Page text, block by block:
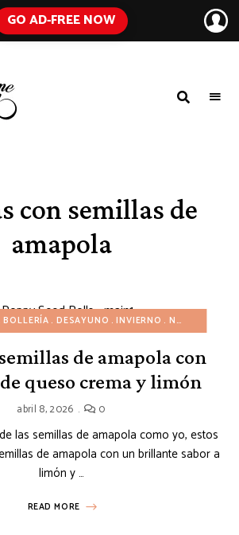
GO AD-FREE NOW
con semillas de
amapola
BOLLERÍA DESAYUNO INVIERNO NAVIDAD
de amapola con
queso crema y limón
abril 8, 2026 0
las semillas de amapola como yo, estos
de amapola con un brillante sabor a
limón y …
READ MORE